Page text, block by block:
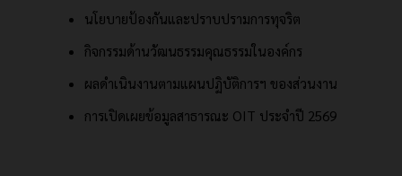
นโยบายป้องกันและปราบปรามการทุจริต
กิจกรรมด้านวัฒนธรรมคุณธรรมในองค์กร
ผลดำเนินงานตามแผนปฏิบัติการฯ ของส่วนงาน
การเปิดเผยข้อมูลสาธารณะ OIT ประจำปี 2569